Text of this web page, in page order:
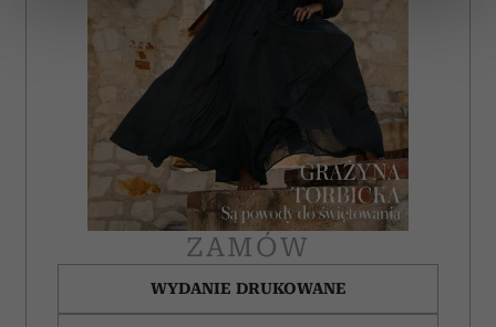
sekcji szczegółów . W Deklaracji plików cookie możesz
zmienić lub wycofać swoją zgodę w dowolnej chwili.
Wykorzystujemy pliki cookie do spersonalizowania treści
i reklam, aby oferować funkcje społecznościowe i
analizować ruch w naszej witrynie. Informacje o tym, jak
korzystasz z naszej witryny, udostępniamy partnerom
społecznościowym, reklamowym i analitycznym.
Partnerzy mogą połączyć te informacje z innymi danymi
otrzymanymi od Ciebie lub uzyskanymi podczas
korzystania z ich usług.
ZAMÓW
WYDANIE DRUKOWANE